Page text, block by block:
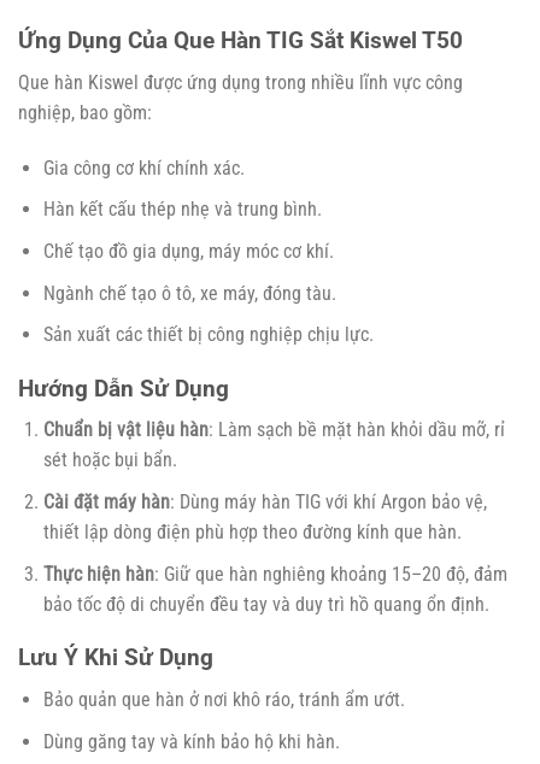
Ứng Dụng Của Que Hàn TIG Sắt Kiswel T50
Que hàn Kiswel được ứng dụng trong nhiều lĩnh vực công
nghiệp, bao gồm:
Gia công cơ khí chính xác.
Hàn kết cấu thép nhẹ và trung bình.
Chế tạo đồ gia dụng, máy móc cơ khí.
Ngành chế tạo ô tô, xe máy, đóng tàu.
Sản xuất các thiết bị công nghiệp chịu lực.
Hướng Dẫn Sử Dụng
Chuẩn bị vật liệu hàn: Làm sạch bề mặt hàn khỏi dầu mỡ, rỉ
sét hoặc bụi bẩn.
Cài đặt máy hàn: Dùng máy hàn TIG với khí Argon bảo vệ,
thiết lập dòng điện phù hợp theo đường kính que hàn.
Thực hiện hàn: Giữ que hàn nghiêng khoảng 15–20 độ, đảm
bảo tốc độ di chuyển đều tay và duy trì hồ quang ổn định.
Lưu Ý Khi Sử Dụng
Bảo quản que hàn ở nơi khô ráo, tránh ẩm ướt.
Dùng găng tay và kính bảo hộ khi hàn.